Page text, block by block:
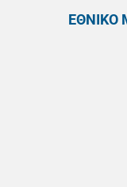
ΕΘΝΙΚΟ